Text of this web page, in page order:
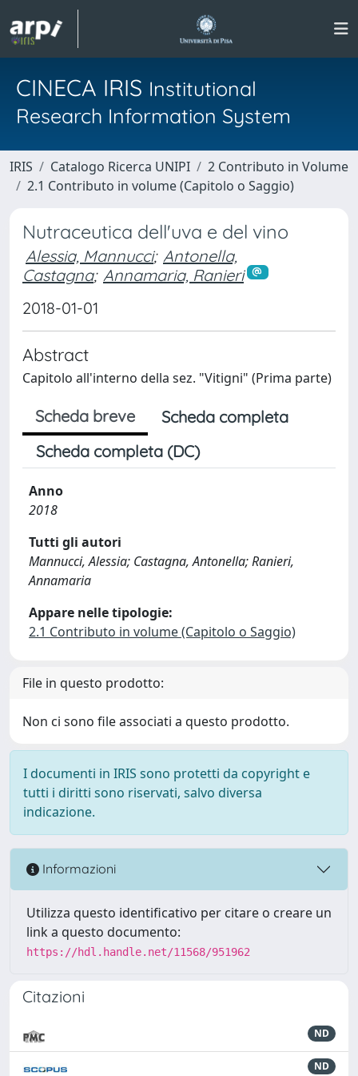
CINECA IRIS Institutional
Research Information System
IRIS Catalogo Ricerca UNIPI
2 Contributo in Volume
2.1 Contributo in volume (Capitolo o Saggio)
Nutraceutica dell'uva e del vino
Alessia, Mannucci; Antonella,
Castagna; Annamaria, Ranieri
2018-01-01
Abstract
Capitolo all'interno della sez. "Vitigni" (Prima parte)
Scheda breve
Scheda completa
Scheda completa (DC)
Anno
2018
Tutti gli autori
Mannucci, Alessia; Castagna, Antonella; Ranieri,
Annamaria
Appare nelle tipologie:
2.1 Contributo in volume (Capitolo o Saggio)
File in questo prodotto:
Non ci sono file associati a questo prodotto.
I documenti in IRIS sono protetti da copyright e
tutti i diritti sono riservati, salvo diversa
indicazione.
Informazioni
Utilizza questo identificativo per citare o creare un
link a questo documento:
https://hdl.handle.net/11568/951962
Citazioni
ND
ND